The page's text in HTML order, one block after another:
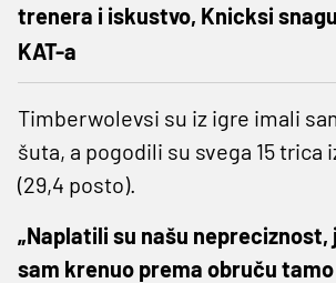
trenera i iskustvo, Knicksi
KAT-a
Timberwolevsi su iz igre imali
šuta, a pogodili su svega 15 trica
(29,4 posto).
„Naplatili su našu nepreciznost,
sam krenuo prema obruču